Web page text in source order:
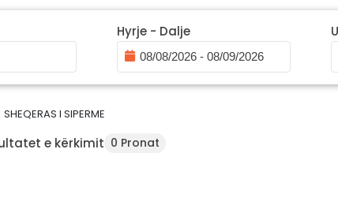
Hyrje - Dalje
SHEQERAS I SIPERME
e kërkimit 0 Pronat